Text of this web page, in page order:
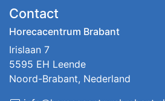
Contact
Horecacentrum Brabant
Irislaan 7
5595 EH Leende
Noord-Brabant, Nederland